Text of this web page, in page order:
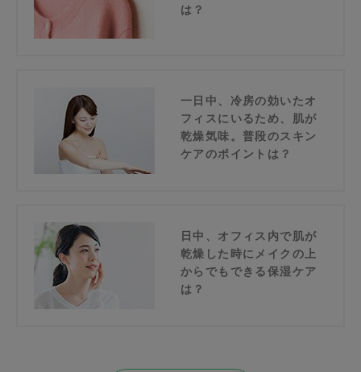
は？
一日中、冷房の効いたオ
フィスにいるため、肌が
乾燥気味。普段のスキン
ケアのポイントは？
日中、オフィス内で肌が
乾燥した時にメイクの上
からでもできる保湿ケア
は？